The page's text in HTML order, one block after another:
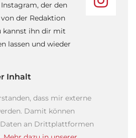
der den
der Redaktion
kannst ihn dir mit
lassen und wieder
Inhalt
dass mir externe
Damit können
Daten an Drittplattformen